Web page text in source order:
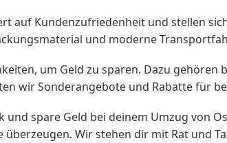
auf Kundenzufriedenheit und stellen
und moderne
um Geld zu sparen. Dazu gehören
wir Sonderangebote und Rabatte für
spare Geld bei deinem Umzug von
Wir stehen dir mit Rat und